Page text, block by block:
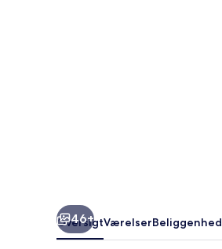
46+
OversigtVærelserBeliggenhed